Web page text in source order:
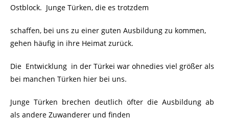
Ostblock. Junge Türken, die es trotzdem
schaffen, bei uns zu einer guten Ausbildung zu kommen,
gehen häufig in ihre Heimat zurück.
Die Entwicklung in der Türkei war ohnedies viel größer als
bei manchen Türken hier bei uns.
Junge Türken brechen deutlich öfter die Ausbildung ab
als andere Zuwanderer und finden